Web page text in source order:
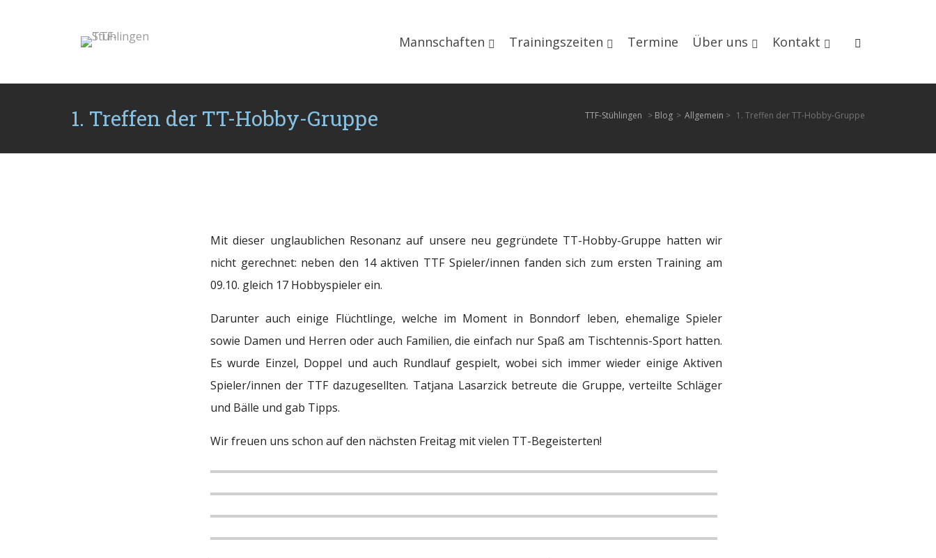
Mannschaften Trainingszeiten Termine Über uns Kontakt
1. Treffen der TT-Hobby-Gruppe TTF-Stühlingen > Blog > Allgemein > 1. Treffen der TT-Hobby-Gruppe
Mit dieser unglaublichen Resonanz auf unsere neu gegründete TT-Hobby-Gruppe hatten wir
nicht gerechnet: neben den 14 aktiven TTF Spieler/innen fanden sich zum ersten Training am
09.10. gleich 17 Hobbyspieler ein.
Darunter auch einige Flüchtlinge, welche im Moment in Bonndorf leben, ehemalige Spieler
sowie Damen und Herren oder auch Familien, die einfach nur Spaß am Tischtennis-Sport hatten.
Es wurde Einzel, Doppel und auch Rundlauf gespielt, wobei sich immer wieder einige Aktiven
Spieler/innen der TTF dazugesellten. Tatjana Lasarzick betreute die Gruppe, verteilte Schläger
und Bälle und gab Tipps.
Wir freuen uns schon auf den nächsten Freitag mit vielen TT-Begeisterten!